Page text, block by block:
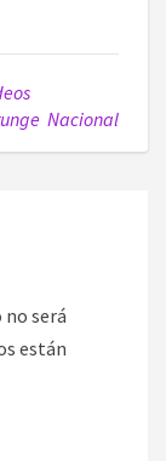
Nacional
será
están